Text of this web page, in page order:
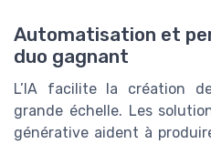
Automatisation et
duo gagnant
L’IA facilite la création
grande échelle. Les
générative aident à